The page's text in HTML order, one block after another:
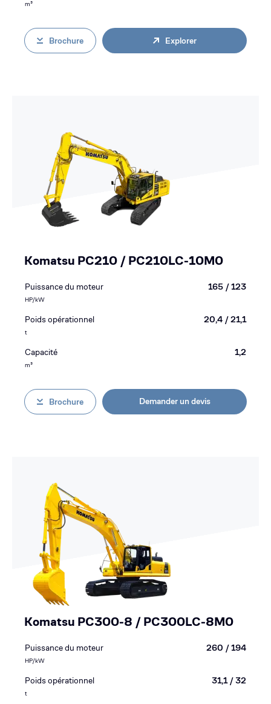
m³
Brochure Explorer
Komatsu PC210 / PC210LC-10M0
Puissance du moteur
HP/kW
165 / 123
Poids opérationnel
t
20,4 / 21,1
Capacité
m³
1,2
Brochure Demander un devis
Komatsu PC300-8 / PC300LC-8M0
Puissance du moteur
HP/kW
260 / 194
Poids opérationnel
t
31,1 / 32